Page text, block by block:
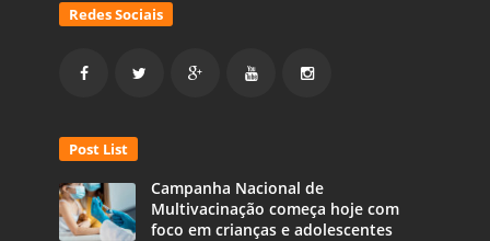
Redes Sociais
Post List
Campanha Nacional de
Multivacinação começa hoje com
foco em crianças e adolescentes